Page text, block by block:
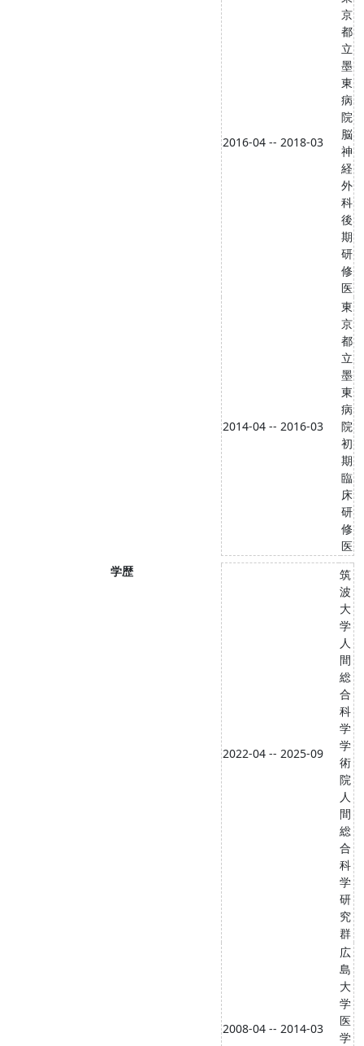
2016-04 -- 2018-03
京
都
立
墨
東
病
院
脳
神
経
外
科
後
期
研
修
医
2014-04 -- 2016-03
東
京
都
立
墨
東
病
院
初
期
臨
床
研
修
医
学歴
2022-04 -- 2025-09
筑
波
大
学
人
間
総
合
科
学
学
術
院
人
間
総
合
科
学
研
究
群
2008-04 -- 2014-03
広
島
大
学
医
学